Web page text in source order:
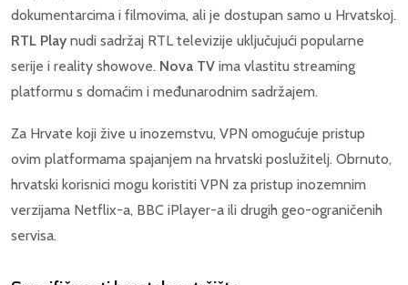
dokumentarcima i filmovima, ali je dostupan samo u Hrvatskoj.
RTL Play nudi sadržaj RTL televizije uključujući popularne
serije i reality showove. Nova TV ima vlastitu streaming
platformu s domaćim i međunarodnim sadržajem.
Za Hrvate koji žive u inozemstvu, VPN omogućuje pristup
ovim platformama spajanjem na hrvatski poslužitelj. Obrnuto,
hrvatski korisnici mogu koristiti VPN za pristup inozemnim
verzijama Netflix-a, BBC iPlayer-a ili drugih geo-ograničenih
servisa.